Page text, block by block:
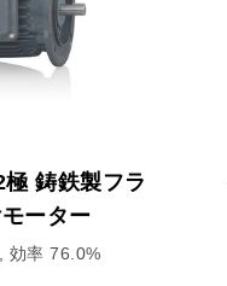
鋳鉄製フラ
ーター
効率 76.0%